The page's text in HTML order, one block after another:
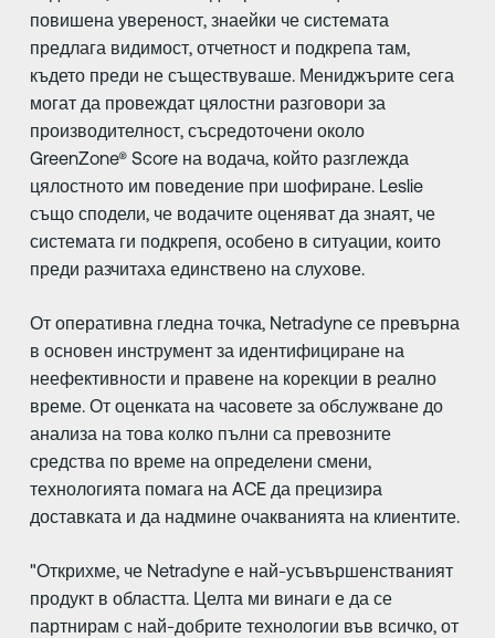
повишена увереност, знаейки че системата
предлага видимост, отчетност и подкрепа там,
където преди не съществуваше. Мениджърите сега
могат да провеждат цялостни разговори за
производителност, съсредоточени около
GreenZone® Score на водача, който разглежда
цялостното им поведение при шофиране. Leslie
също сподели, че водачите оценяват да знаят, че
системата ги подкрепя, особено в ситуации, които
преди разчитаха единствено на слухове.
От оперативна гледна точка, Netradyne се превърна
в основен инструмент за идентифициране на
неефективности и правене на корекции в реално
време. От оценката на часовете за обслужване до
анализа на това колко пълни са превозните
средства по време на определени смени,
технологията помага на ACE да прецизира
доставката и да надмине очакванията на клиентите.
"Открихме, че Netradyne е най-усъвършенстваният
продукт в областта. Целта ми винаги е да се
партнирам с най-добрите технологии във всичко, от